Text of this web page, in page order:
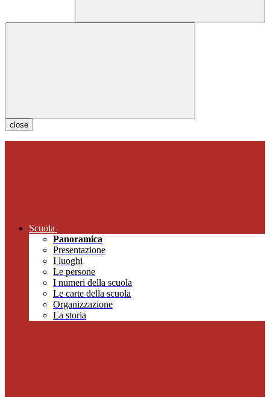
close
Scuola
Panoramica
Presentazione
I luoghi
Le persone
I numeri della scuola
Le carte della scuola
Organizzazione
La storia